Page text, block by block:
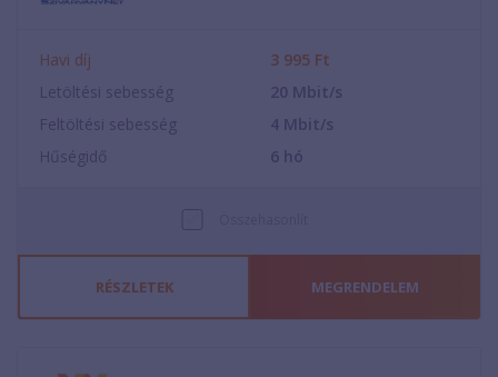
Havi díj 3 995 Ft
Letöltési sebesség
20 Mbit/s
Feltöltési sebesség
4 Mbit/s
Hűségidő
6 hó
RÉSZLETEK MEGRENDELEM